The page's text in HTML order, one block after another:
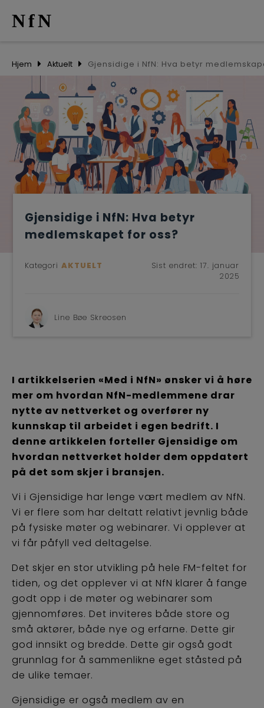
AKTUELT
NETTVERK
MEDLEMMER
OM OSS
NfN
Hjem Aktuelt Gjensidige i NfN: Hva betyr
Gjensidige i NfN: Hva betyr
medlemskapet for oss?
Kategori AKTUELT Sist endret: 17. januar
2025
Line Bøe Skreosen
I artikkelserien «Med i NfN» ønsker vi å høre
mer om hvordan NfN-medlemmene drar
nytte av nettverket og overfører ny
kunnskap til arbeidet i egen bedrift. I
denne artikkelen forteller Gjensidige om
hvordan nettverket holder dem oppdatert
på det som skjer i bransjen.
Vi i Gjensidige har lenge vært medlem av NfN.
Vi er flere som har deltatt relativt jevnlig både
på fysiske møter og webinarer. Vi opplever at
vi får påfyll ved deltagelse.
Det skjer en stor utvikling på hele FM-feltet for
tiden, og det opplever vi at NfN klarer å fange
godt opp i de møter og webinarer som
gjennomføres. Det inviteres både store og
små aktører, både nye og erfarne. Dette gir
god innsikt og bredde. Dette gir også godt
grunnlag for å sammenlikne eget ståsted på
de ulike temaer.
Gjensidige er også medlem av en